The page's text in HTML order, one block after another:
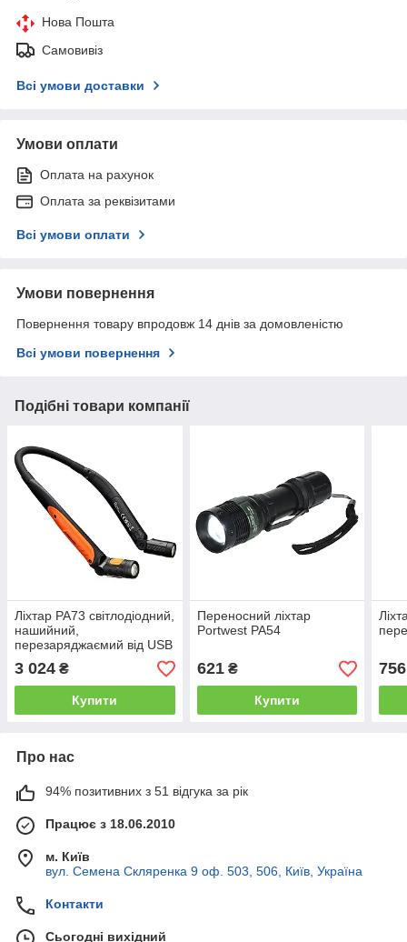
Нова Пошта
Самовивіз
Всі умови доставки
Умови оплати
Оплата на рахунок
Оплата за реквізитами
Всі умови оплати
Умови повернення
Повернення товару впродовж 14 днів за домовленістю
Всі умови повернення
Подібні товари компанії
Ліхтар PA73 світлодіодний,
нашийний,
перезаряджаємий від USB
3 024 ₴
Купити
Переносний ліхтар
Portwest PA54
621₴
Купити
756
Про нас
94% позитивних з 51 відгука за рік
Працює з 18.06.2010
м. Київ
вул. Семена Скляренка 9 оф. 503, 506, Київ, Україна
Контакти
Сьогодні вихідний